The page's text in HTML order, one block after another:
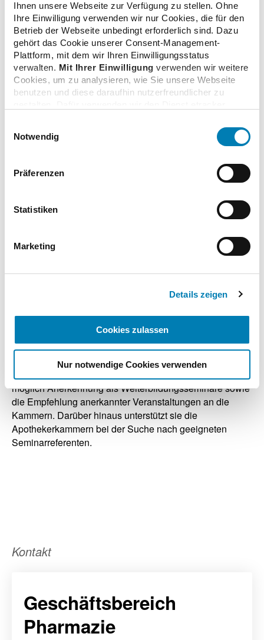
Ihnen unsere Webseite zur Verfügung zu stellen. Ohne
Ihre Einwilligung verwenden wir nur Cookies, die für den
Betrieb der Webseite unbedingt erforderlich sind. Dazu
gehört das Cookie unserer Consent-Management-
Plattform, mit dem wir Ihren Einwilligungsstatus
verwalten. Mit Ihrer Einwilligung verwenden wir weitere
Cookies, um zu analysieren, wie Sie unsere Webseite
benutzen und diese daraufhin nutzerfreundlicher zu
Adresse und Ihr Surfverhalten verarbeitet. Mit einem
Klick auf „Cookies zulassen“ stimmen Sie der
erforderlichen Cookies zu. Über die Schaltfläche „Nur
notwendige Cookies verwenden“ können Sie die nicht
unteren Regler Ihre persönlichen Bedürfnisse individuell
einstellen. Sie können Ihre Einwilligung jederzeit mit
Informationen finden Sie in unseren
Datenschutzhinweisen.
Notwendig
Präferenzen
Statistiken
Marketing
Details zeigen
Cookies zulassen
Nur notwendige Cookies verwenden
LAK Thüringen
Sächsische LAK
Die
Weiterbildungsakademie
der
Bundesapothekerkammer
einheitlichen Weiterbildung wurde 1988 die
Informationsstelle gehören zu ihren Aufgaben die
Erfahrungsaustausches zwischen den einzelnen
Kammern, die Betreuung der Weiterbildungsgremien der
Bundesapothekerkammer, die kammerübergreifende
Koordination von Weiterbildungsseminaren, die Prüfung
von Veranstaltungen anderer Organisationen auf eine
möglich Anerkennung als Weiterbildungsseminare sowie
die Empfehlung anerkannter Veranstaltungen an die
Kammern. Darüber hinaus unterstützt sie die
Apothekerkammern bei der Suche nach geeigneten
Seminarreferenten.
Kontakt
Geschäftsbereich
Pharmazie